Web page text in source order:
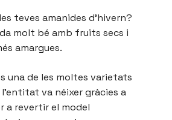
teves amanides d’hivern?
molt bé amb fruits secs i
amargues.
una de les moltes varietats
va néixer gràcies a
a revertir el model